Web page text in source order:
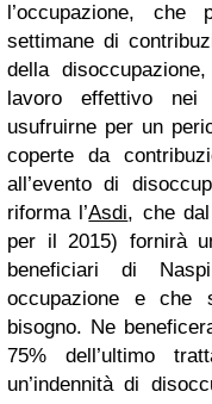
l’occupazione,
settimane di
della
lavoro effettivo nei
usufruirne per un
coperte da
all’evento di
riforma l’Asdi, che
per il 2015) fornirà
beneficiari di
occupazione e che
bisogno. Ne
75% dell’ultimo
un’indennità di